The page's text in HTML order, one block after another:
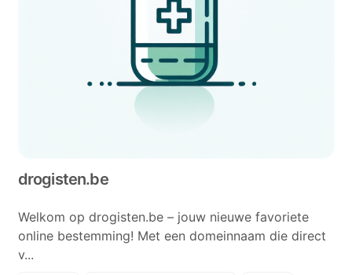
drogisten.be
Welkom op drogisten.be – jouw nieuwe favoriete
online bestemming! Met een domeinnaam die direct
v...